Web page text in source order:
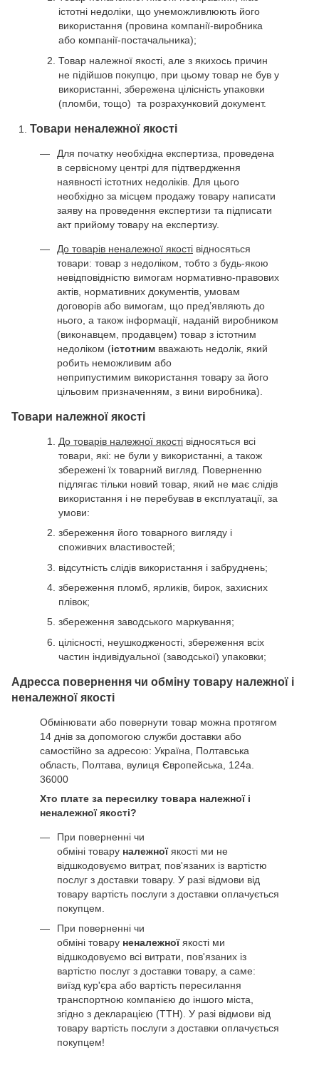
істотні недоліки, що унеможливлюють його
використання (провина компанії-виробника
або компанії-постачальника);
Товар належної якості, але з якихось причин
не підійшов покупцю, при цьому товар не був у
використанні, збережена цілісність упаковки
(пломби, тощо) та розрахунковий документ.
Товари неналежної якості
Для початку необхідна експертиза, проведена
в сервісному центрі для підтвердження
наявності істотних недоліків. Для цього
необхідно за місцем продажу товару написати
заяву на проведення експертизи та підписати
акт прийому товару на експертизу.
До товарів неналежної якості відносяться
товари: товар з недоліком, тобто з будь-якою
невідповідністю вимогам нормативно-правових
актів, нормативних документів, умовам
договорів або вимогам, що пред’являють до
нього, а також інформації, наданій виробником
(виконавцем, продавцем) товар з істотним
недоліком (істотним вважають недолік, який
робить неможливим або
неприпустимим використання товару за його
цільовим призначенням, з вини виробника).
Товари належної якості
До товарів належної якості відносяться всі
товари, які: не були у використанні, а також
збережені їх товарний вигляд. Поверненню
підлягає тільки новий товар, який не має слідів
використання і не перебував в експлуатації, за
умови:
збереження його товарного вигляду і
споживчих властивостей;
відсутність слідів використання і забруднень;
збереження пломб, ярликів, бирок, захисних
плівок;
збереження заводського маркування;
цілісності, неушкодженості, збереження всіх
частин індивідуальної (заводської) упаковки;
Адресса повернення чи обміну товару належної і
неналежної якості
Обмінювати або повернути товар можна протягом
14 днів за допомогою служби доставки або
самостійно за адресою: Україна, Полтавська
область, Полтава, вулиця Європейська, 124а.
36000
Хто плате за пересилку товара належної і
неналежної якості?
При поверненні чи
обміні товару належноїякості ми не
відшкодовуємо витрат, пов'язаних із вартістю
послуг з доставки товару. У разі відмови від
товару вартість послуги з доставки оплачується
покупцем.
При поверненні чи
обміні товару неналежноїякості ми
відшкодовуємо всі витрати, пов'язаних із
вартістю послуг з доставки товару, а саме:
виїзд кур'єра або вартість пересилання
транспортною компанією до іншого міста,
згідно з декларацією (ТТН). У разі відмови від
товару вартість послуги з доставки оплачується
покупцем!